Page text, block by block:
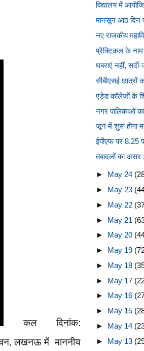
कल दिनांक:
लखनऊ में माननीय
विद्यालय में
मानसून आठ दिन
नए राजकीय
प्रैक्टिकल के
घबराएं नहीं,
सीबीएसई छात्रों
एडेड कॉलेजों के
नगर पालिकाओं
जून में शुरू होगा
ईपीएफ पर 8.25
तबादलों का असर
► May 24
► May 23
► May 22
► May 21
► May 20
► May 19
► May 18
► May 17
► May 16
► May 15
► May 14
► May 13